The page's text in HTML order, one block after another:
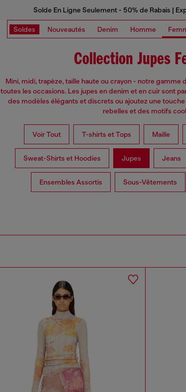
Solde En Ligne Seulement - 50% de Rabais |
Soldes Nouveautés Denim Homme
Collection Jupes
Mini, midi, trapèze, taille haute ou crayon - notre gamme
toutes les occasions. Les jupes en denim et en cuir sont
des modèles élégants et discrets ou ajoutez une
rebelles et des motifs
Voir Tout T-shirts et Tops Maille
Sweat-Shirts et Hoodies Jupes Jeans
Ensembles Assortis Sous-Vêtements